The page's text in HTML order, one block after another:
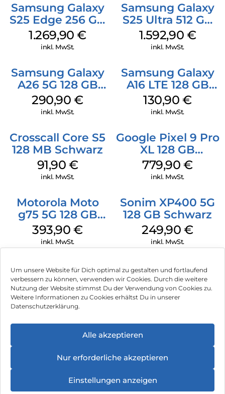
Um unsere Website für Dich optimal zu gestalten und fortlaufend
verbessern zu können, verwenden wir Cookies. Durch die weitere
Nutzung der Website stimmst Du der Verwendung von Cookies zu.
Weitere Informationen zu Cookies erhältst Du in unserer
Datenschutzerklärung.
Alle akzeptieren
Nur erforderliche akzeptieren
Einstellungen anzeigen
Samsung Galaxy
S25 Edge 256 GB
Titanium Silver
1.269,90€
inkl. MwSt.
Samsung Galaxy
S25 Ultra 512 GB
Titanium
Whitesilver
1.592,90 €
inkl. MwSt.
Samsung Galaxy
A26 5G 128 GB
White
290,90€
inkl. MwSt.
Samsung Galaxy
A16 LTE 128 GB
Black
130,90€
inkl. MwSt.
Crosscall Core S5
128 MB Schwarz
91,90 €
inkl. MwSt.
Google Pixel 9 Pro
XL 128 GB
Obsidian
779,90€
inkl. MwSt.
Motorola Moto
g75 5G 128 GB
Charcoal Gray
393,90€
inkl. MwSt.
Sonim XP400 5G
128 GB Schwarz
249,90€
inkl. MwSt.
Impressum
Hinweis zur Batterieentsorgung
Newsletter